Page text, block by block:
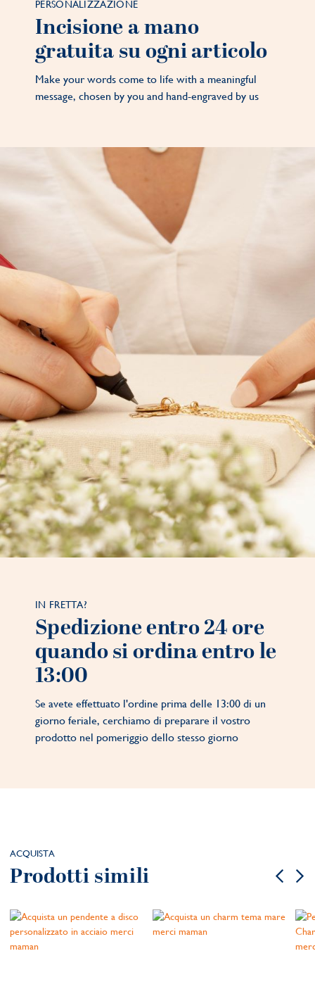
PERSONALIZZAZIONE
Incisione a mano
gratuita su ogni articolo
Make your words come to life with a meaningful
message, chosen by you and hand-engraved by us
IN FRETTA?
Spedizione entro 24 ore
quando si ordina entro le
13:00
Se avete effettuato l'ordine prima delle 13:00 di un
giorno feriale, cerchiamo di preparare il vostro
prodotto nel pomeriggio dello stesso giorno
ACQUISTA
Prodotti simili